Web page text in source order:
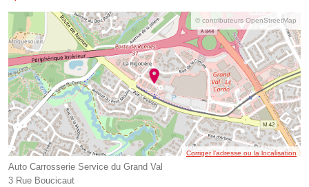
© contributeurs OpenStreetMap
Corriger l’adresse ou la localisation
Auto Carrosserie Service du Grand Val
3 Rue Boucicaut